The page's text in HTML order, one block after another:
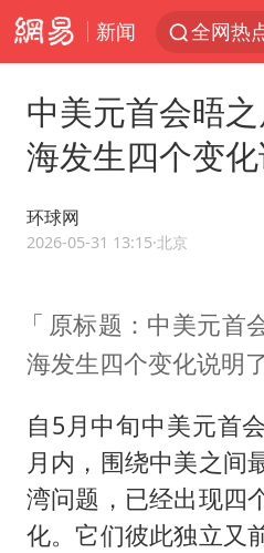
新闻 全网热
中美元首会晤
海发生四个变
环球网
2026-05-31 13:15·北京
原标题：中美元首
海发生四个变化说明
自5月中旬中美元首
月内，围绕中美之间
湾问题，已经出现四
化。它们彼此独立又